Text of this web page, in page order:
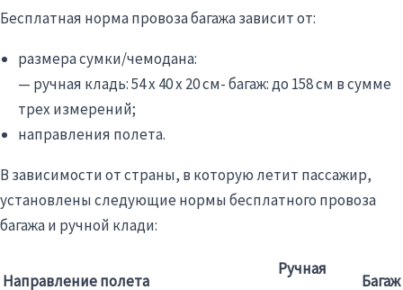
Бесплатная норма провоза багажа зависит от:
размера сумки/чемодана:
— ручная кладь: 54 х 40 х 20 см- багаж: до 158 см в сумме
трех измерений;
направления полета.
В зависимости от страны, в которую летит пассажир,
установлены следующие нормы бесплатного провоза
багажа и ручной клади:
Направление полета
Ручная
Багаж